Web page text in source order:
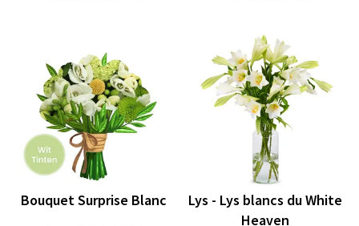
Bouquet Surprise Blanc
Lys - Lys blancs du White
Heaven